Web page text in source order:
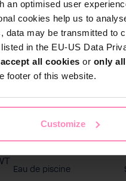
optimised user
cookies help us to
data may be transmitted to
in the EU-US Data
accept all cookies or only
footer of this website.
Customize
Eau de piscine